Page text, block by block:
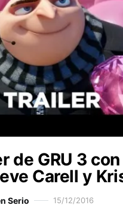
de GRU 3
Carell y
Serio 15/12/2016